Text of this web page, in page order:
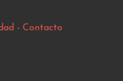
- Contacto